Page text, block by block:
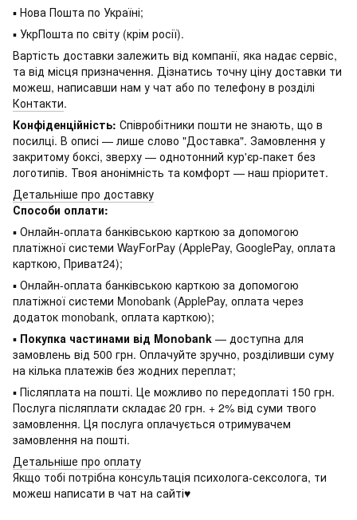
▪ Нова Пошта по Україні;
▪ УкрПошта по світу (крім росії).
Вартість доставки залежить від компанії, яка надає сервіс,
та від місця призначення. Дізнатись точну ціну доставки ти
можеш, написавши нам у чат або по телефону в розділі
Контакти.
Конфіденційність: Співробітники пошти не знають, що в
посилці. В описі — лише слово "Доставка". Замовлення у
закритому боксі, зверху — однотонний кур'єр-пакет без
логотипів. Твоя анонімність та комфорт — наш пріоритет.
Детальніше про доставку
Способи оплати:
▪ Онлайн-оплата банківською карткою за допомогою
платіжної системи WayForPay (ApplePay, GooglePay, оплата
карткою, Приват24);
▪ Онлайн-оплата банківською карткою за допомогою
платіжної системи Monobank (ApplePay, оплата через
додаток monobank, оплата карткою);
▪ Покупка частинами від Monobank — доступна для
замовлень від 500 грн. Оплачуйте зручно, розділивши суму
на кілька платежів без жодних переплат;
▪ Післяплата на пошті. Це можливо по передоплаті 150 грн.
Послуга післяплати складає 20 грн. + 2% від суми твого
замовлення. Ця послуга оплачується отримувачем
замовлення на пошті.
Детальніше про оплату
Якщо тобі потрібна консультація психолога-сексолога, ти
можеш написати в чат на сайті♥